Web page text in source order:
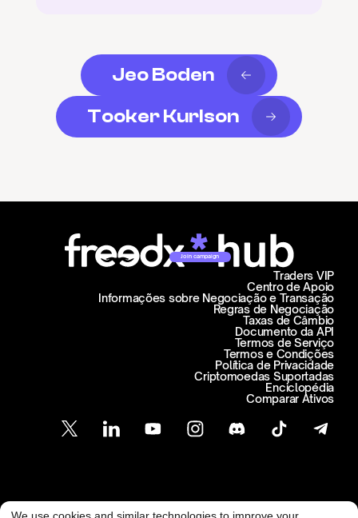
Jeo Boden
Tooker Kurlson
Join campaign
Centro de Apoio
Informações sobre Negociação e Transação
Traders VIP
Regras de Negociação
Taxas de Câmbio
Documento da API
Termos de Serviço
Termos e Condições
Política de Privacidade
Criptomoedas Suportadas
Enciclopédia
Comparar Ativos
Atendimento ao Cliente